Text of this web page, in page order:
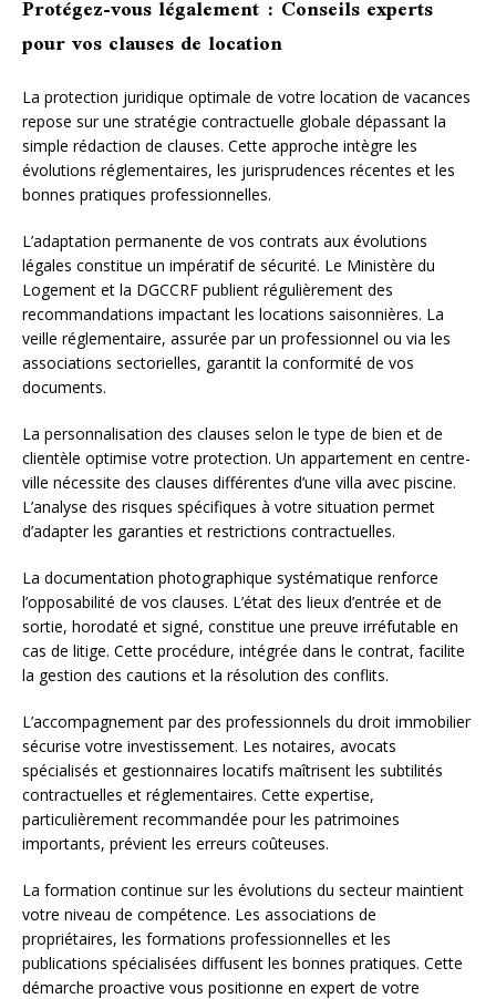
Protégez-vous légalement : Conseils experts
pour vos clauses de location
La protection juridique optimale de votre location de vacances
repose sur une stratégie contractuelle globale dépassant la
simple rédaction de clauses. Cette approche intègre les
évolutions réglementaires, les jurisprudences récentes et les
bonnes pratiques professionnelles.
L’adaptation permanente de vos contrats aux évolutions
légales constitue un impératif de sécurité. Le Ministère du
Logement et la DGCCRF publient régulièrement des
recommandations impactant les locations saisonnières. La
veille réglementaire, assurée par un professionnel ou via les
associations sectorielles, garantit la conformité de vos
documents.
La personnalisation des clauses selon le type de bien et de
clientèle optimise votre protection. Un appartement en centre-
ville nécessite des clauses différentes d’une villa avec piscine.
L’analyse des risques spécifiques à votre situation permet
d’adapter les garanties et restrictions contractuelles.
La documentation photographique systématique renforce
l’opposabilité de vos clauses. L’état des lieux d’entrée et de
sortie, horodaté et signé, constitue une preuve irréfutable en
cas de litige. Cette procédure, intégrée dans le contrat, facilite
la gestion des cautions et la résolution des conflits.
L’accompagnement par des professionnels du droit immobilier
sécurise votre investissement. Les notaires, avocats
spécialisés et gestionnaires locatifs maîtrisent les subtilités
contractuelles et réglementaires. Cette expertise,
particulièrement recommandée pour les patrimoines
importants, prévient les erreurs coûteuses.
La formation continue sur les évolutions du secteur maintient
votre niveau de compétence. Les associations de
propriétaires, les formations professionnelles et les
publications spécialisées diffusent les bonnes pratiques. Cette
démarche proactive vous positionne en expert de votre